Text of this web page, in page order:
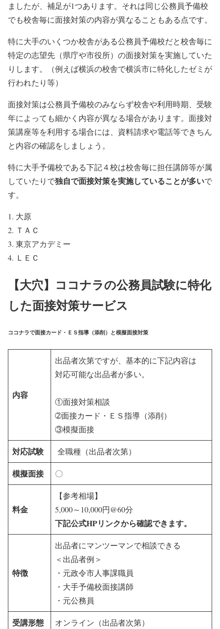
ましたが、補足が1つあります。それは同じ公務員予備校
でも校舎毎に面接対策の内容が異なることもある点です。
特に大手のいくつか校舎がある公務員予備校だと校舎毎に
特定の志望先（県庁や市役所）の面接対策を実施していた
りします。（例えば横浜の校舎で横浜市に特化したゼミが
行われたり等）
面接対策は公務員予備校のみならず校舎や利用時期、受験
年によっても細かく内容が異なる場合があります。面接対
策講座等を利用する場合には、資料請求や電話等できちん
と内容の確認をしましょう。
特に大手予備校である下記４校は校舎毎に担任講師等が属
していたりで独自で面接対策を実施していることが多いで
す。
大原
ＴＡＣ
東京アカデミー
ＬＥＣ
【大穴】ココナラの公務員試験に特化
した面接対策サービス
ココナラで面接カード・ＥＳ指導（添削）と模擬面接対策
内容
出品者次第ですが、基本的に下記内容は
対応可能な出品者が多い。
①面接対策相談
➁面接カード・ＥＳ指導（添削）
③模擬面接
対応試験 全職種（出品者次第）
模擬面接 〇
料金
【参考相場】
5,000～10,000円@60分
下記公式HPリンクから確認できます。
特徴
出品者にマンツーマンで相談できる
＜出品者例＞
・元政令市人事課職員
・大手予備校面接講師
・元公務員
受講形態 オンライン（出品者次第）